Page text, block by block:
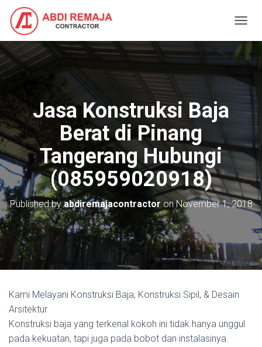
O
E
A
I
O
N
Jasa Konstruksi Baja
Berat di Pinang
Tangerang Hubungi
(085959020918)
Published byabdiremajacontractor onNovember 1, 2018
Kami Melayani Konstruksi Baja, Konstruksi Sipil, & Desain
Arsitektur
Konstruksi baja yang terkenal kokoh ini tidak hanya unggul
pada kekuatan, tapi juga pada bobot dan instalasinya.